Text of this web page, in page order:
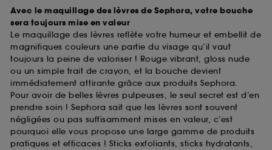
Avec le maquillage des lèvres de Sephora, votre bouche
sera toujours mise en valeur
Le maquillage des lèvres reflète votre humeur et embellit de
magnifiques couleurs une partie du visage qu’il vaut
toujours la peine de valoriser ! Rouge vibrant, gloss nude
ou un simple trait de crayon, et la bouche devient
immédiatement attirante grâce aux produits Sephora.
Pour avoir de belles lèvres pulpeuses, le seul secret est d’en
prendre soin ! Sephora sait que les lèvres sont souvent
négligées ou pas suffisamment mises en valeur, c’est
pourquoi elle vous propose une large gamme de produits
pratiques et efficaces ! Sticks exfoliants, sticks hydratants,